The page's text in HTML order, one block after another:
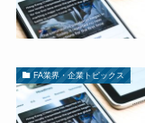
FA業界・企業トピックス